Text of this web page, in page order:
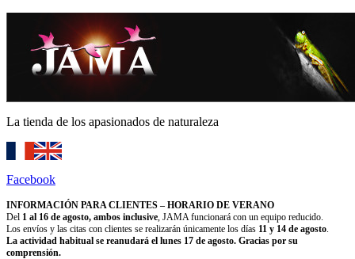
La tienda de los apasionados de naturaleza
Facebook
INFORMACIÓN PARA CLIENTES – HORARIO DE VERANO
Del 1 al 16 de agosto, ambos inclusive, JAMA funcionará con un equipo reducido.
Los envíos y las citas con clientes se realizarán únicamente los días 11 y 14 de agosto.
La actividad habitual se reanudará el lunes 17 de agosto. Gracias por su
comprensión.